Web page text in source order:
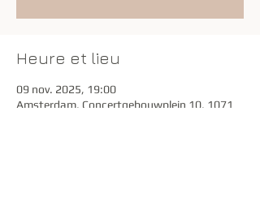
Heure et lieu
09 nov. 2025, 19:00
Amsterdam, Concertgebouwplein 10, 1071